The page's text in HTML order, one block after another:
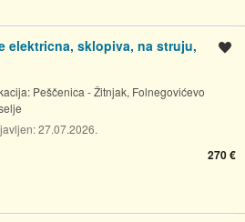
elektricna, sklopiva, na struju,
Peščenica - Žitnjak, Folnegovićevo
27.07.2026.
270 €